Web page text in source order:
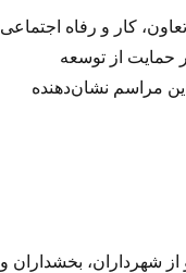
کار و رفاه اجتماعی
حمایت از توسعه
مراسم نشان‌دهنده
شهرداران، بخشداران و